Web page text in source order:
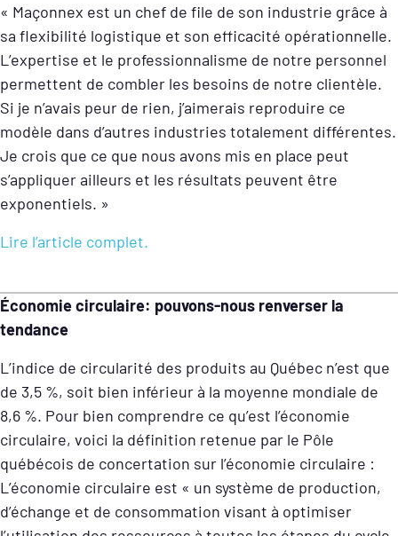
« Maçonnex est un chef de file de son industrie grâce à
sa flexibilité logistique et son efficacité opérationnelle.
L’expertise et le professionnalisme de notre personnel
permettent de combler les besoins de notre clientèle.
Si je n’avais peur de rien, j’aimerais reproduire ce
modèle dans d’autres industries totalement différentes.
Je crois que ce que nous avons mis en place peut
s’appliquer ailleurs et les résultats peuvent être
exponentiels. »
Lire l’article complet.
Économie circulaire: pouvons-nous renverser la
tendance
L’indice de circularité des produits au Québec n’est que
de 3,5 %, soit bien inférieur à la moyenne mondiale de
8,6 %. Pour bien comprendre ce qu’est l’économie
circulaire, voici la définition retenue par le Pôle
québécois de concertation sur l’économie circulaire :
L’économie circulaire est « un système de production,
d’échange et de consommation visant à optimiser